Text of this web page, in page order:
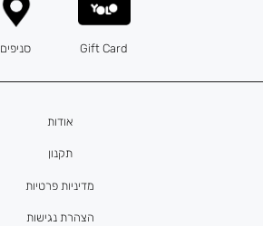
אודות
תקנון
מדיניות פרטיות
הצהרת נגישות
Gift Card סניפים